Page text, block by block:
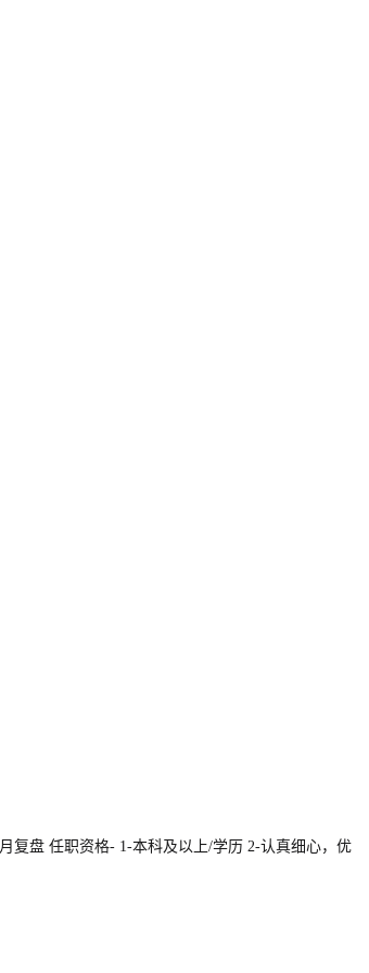
复盘 任职资格- 1-本科及以上/学历 2-认真细心，优